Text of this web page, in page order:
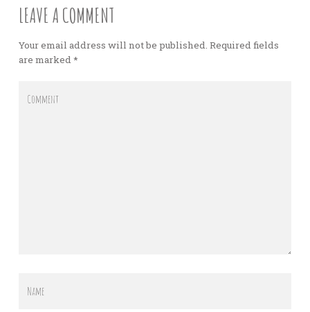
LEAVE A COMMENT
Your email address will not be published. Required fields
are marked *